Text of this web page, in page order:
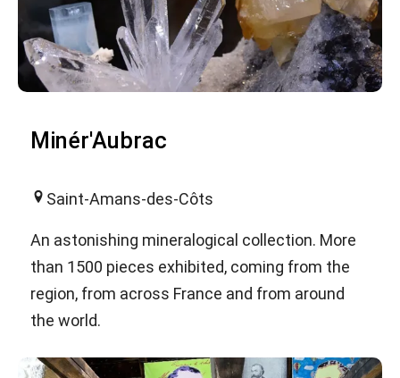
Minér'Aubrac
Saint-Amans-des-Côts
An astonishing mineralogical collection. More
than 1500 pieces exhibited, coming from the
region, from across France and from around
the world.